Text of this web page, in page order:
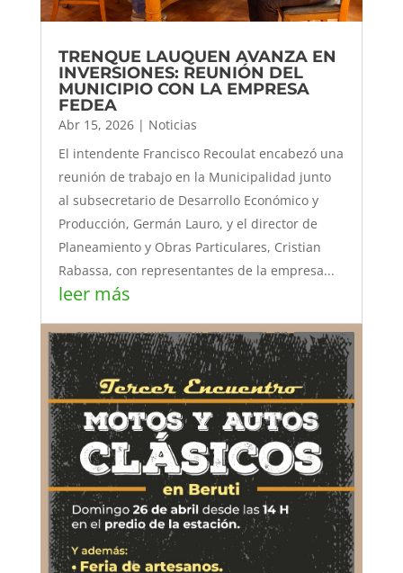
TRENQUE LAUQUEN AVANZA EN
INVERSIONES: REUNIÓN DEL
MUNICIPIO CON LA EMPRESA
FEDEA
Abr 15, 2026| Noticias
El intendente Francisco Recoulat encabezó una
reunión de trabajo en la Municipalidad junto
al subsecretario de Desarrollo Económico y
Producción, Germán Lauro, y el director de
Planeamiento y Obras Particulares, Cristian
Rabassa, con representantes de la empresa...
leer más